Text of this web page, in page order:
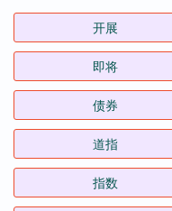
开展
即将
债券
道指
指数